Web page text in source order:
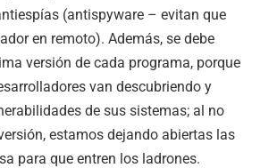
(antispyware – evitan que
en remoto). Además, se debe
versión de cada programa, porque
van descubriendo y
de sus sistemas; al no
estamos dejando abiertas las
para que entren los ladrones.